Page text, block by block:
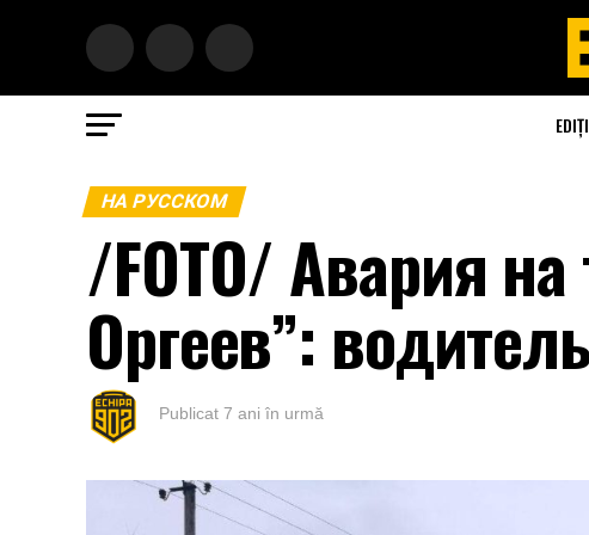
НА РУССКОМ
/FOTO/ Авария
Оргеев”:
Publicat 7 ani în urmă